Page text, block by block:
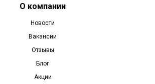
О компании
Новости
Вакансии
Отзывы
Блог
Акции